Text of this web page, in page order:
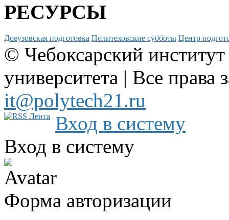
РЕСУРСЫ
Довузовская подготовка Политеховские субботы Центр
© Чебоксарский
университета | Все
it@polytech21.ru
Вход в систему
Вход в систему
Форма авторизации